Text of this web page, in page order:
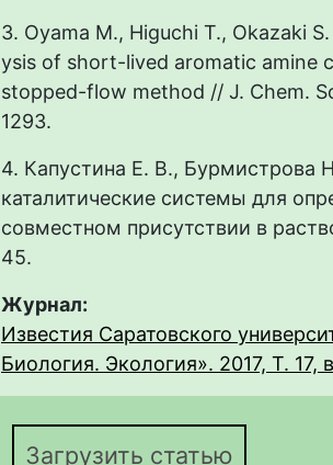
3. Oyama M., Higuchi T., Okazaki
ysis of short-lived aromatic amine
stopped-flow method // J. Chem.
1293.
4. Капустина Е. В.,
каталитические системы для
совместном присутствии в
45.
Журнал:
Известия Саратовского
Биология. Экология». 2017, Т. 17,
Загрузить статью